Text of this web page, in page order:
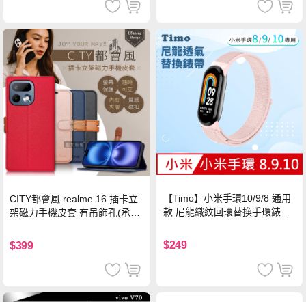
CITY都會風 realme 16 插卡立
架磁力手機皮套 有吊飾孔(承諾
$399
【Timo】小米手環10/9/8 通用
款 尼龍織紋回環替換手環錶帶-
$249